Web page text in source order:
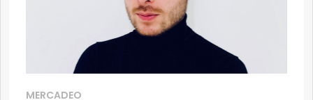
MERCADEO